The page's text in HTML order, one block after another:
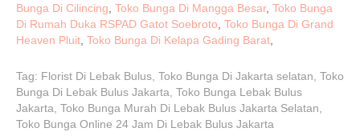
Bunga Di Cilincing Toko Bunga Di Mangga Besar, Toko Bunga
Di Rumah Duka RSPAD Gatot Soebroto Toko Bunga Di Grand
Heaven Pluit Toko Bunga Di Kelapa Gading Barat
Tag: Florist Di Lebak Bulus Toko Bunga Di Jakarta selatan Toko
Bunga Di Lebak Bulus Jakarta Toko Bunga Lebak Bulus
Jakarta Toko Bunga Murah Di Lebak Bulus Jakarta Selatan
Toko Bunga Online 24 Jam Di Lebak Bulus Jakarta